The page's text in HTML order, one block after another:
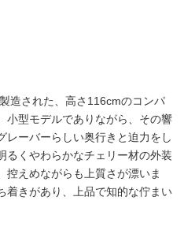
造された、高さ116cmのコンパ
小型モデルでありながら、その響
レーバーらしい奥行きと迫力をし
るくやわらかなチェリー材の外装
控えめながらも上質さが漂いま
着きがあり、上品で知的な佇まい